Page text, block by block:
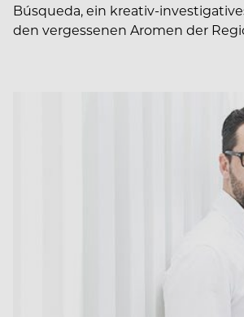
Búsqueda, ein kreativ-
den vergessenen Aromen der